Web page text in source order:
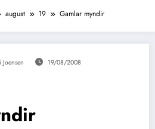
august 19 Gamlar myndir
19/08/2008